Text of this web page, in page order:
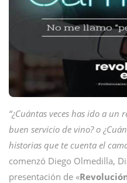
“¿Cuántas veces has ido a
buen servicio de vino? o
historias que te cuenta el
comenzó Diego Olmedilla,
presentación de «